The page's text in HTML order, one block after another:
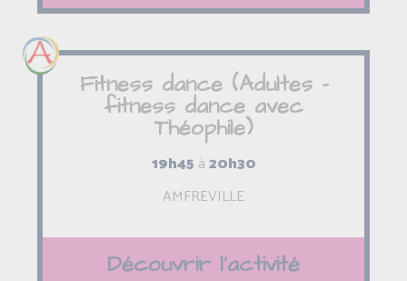
Fitness dance (Adultes -
fitness dance avec
Théophile)
19h45 à20h30
AMFREVILLE
Découvrir l'activité